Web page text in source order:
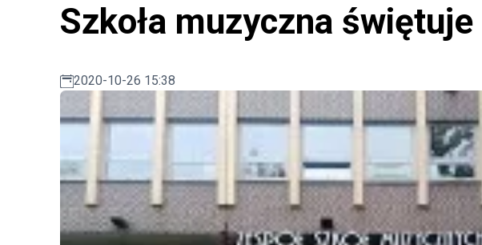
Szkoła muzyczna świętuje
2020-10-26 15:38